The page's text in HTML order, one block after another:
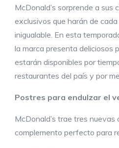
McDonald’s sorprende a sus
exclusivos que harán de
inigualable. En esta
la marca presenta deliciosos
estarán disponibles por
restaurantes del país y por
Postres para endulzar el
McDonald’s trae tres nuevas
complemento perfecto para